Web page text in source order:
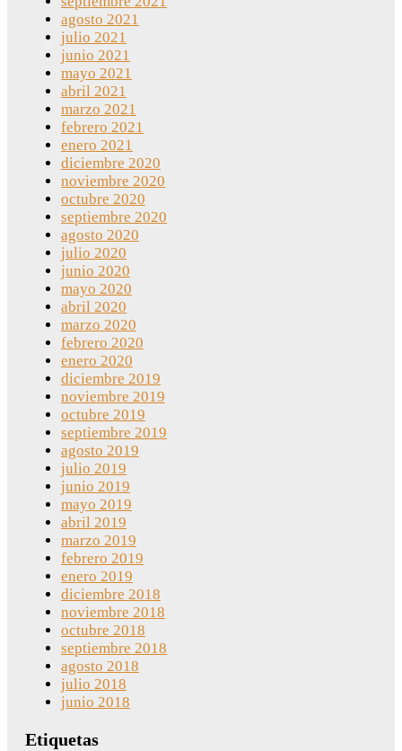
agosto 2021
julio 2021
junio 2021
mayo 2021
abril 2021
marzo 2021
febrero 2021
enero 2021
diciembre 2020
noviembre 2020
octubre 2020
septiembre 2020
agosto 2020
julio 2020
junio 2020
mayo 2020
abril 2020
marzo 2020
febrero 2020
enero 2020
diciembre 2019
noviembre 2019
octubre 2019
septiembre 2019
agosto 2019
julio 2019
junio 2019
mayo 2019
abril 2019
marzo 2019
febrero 2019
enero 2019
diciembre 2018
noviembre 2018
octubre 2018
septiembre 2018
agosto 2018
julio 2018
junio 2018
Etiquetas